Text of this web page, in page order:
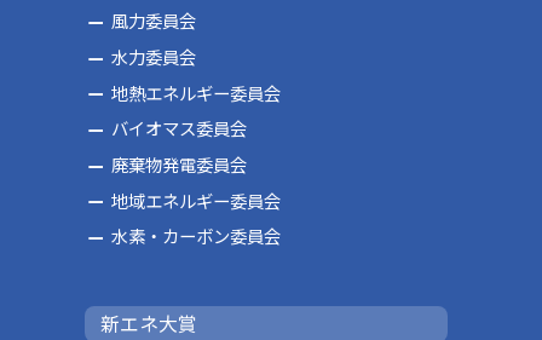
風力委員会
水力委員会
地熱エネルギー委員会
バイオマス委員会
廃棄物発電委員会
地域エネルギー委員会
水素・カーボン委員会
新エネ大賞